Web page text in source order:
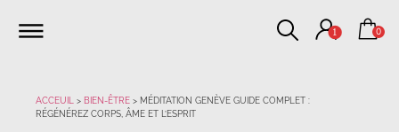
1 0
ACCEUIL > BIEN-ÊTRE > MÉDITATION GENÈVE GUIDE COMPLET :
RÉGÉNÉREZ CORPS, ÂME ET L’ESPRIT